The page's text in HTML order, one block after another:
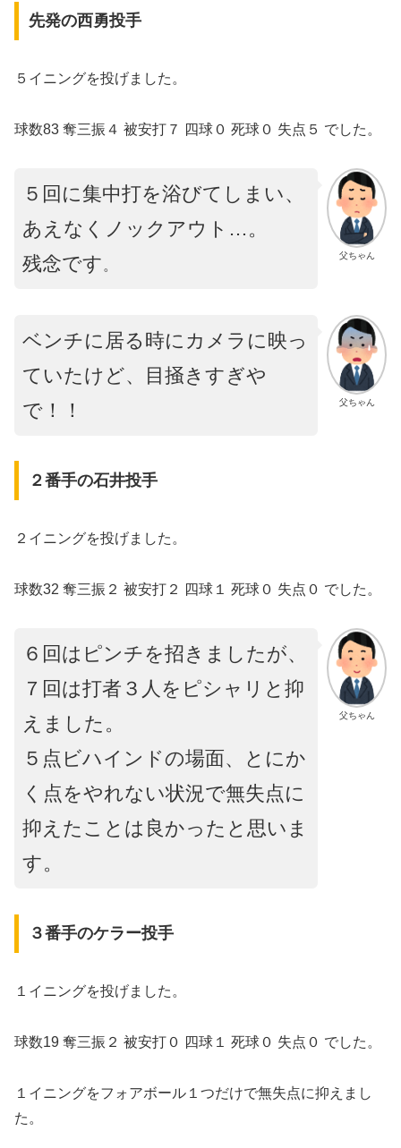
先発の西勇投手
５イニングを投げました。
球数83 奪三振４ 被安打７ 四球０ 死球０ 失点５ でした。
父ちゃん
５回に集中打を浴びてしまい、
あえなくノックアウト…。
残念です 。
父ちゃん
ベンチに居る時にカメラに映っ
ていたけど、目掻きすぎや
で！！
２番手の石井投手
２イニングを投げました。
球数32 奪三振２ 被安打２ 四球１ 死球０ 失点０ でした。
父ちゃん
６回はピンチを招きましたが、
７回は打者３人をピシャリと抑
えました。
５点ビハインドの場面、とにか
く点をやれない状況で無失点に
抑えたことは良かったと思いま
す。
３番手のケラー投手
１イニングを投げました。
球数19 奪三振２ 被安打０ 四球１ 死球０ 失点０ でした。
１イニングをフォアボール１つだけで無失点に抑えまし
た。